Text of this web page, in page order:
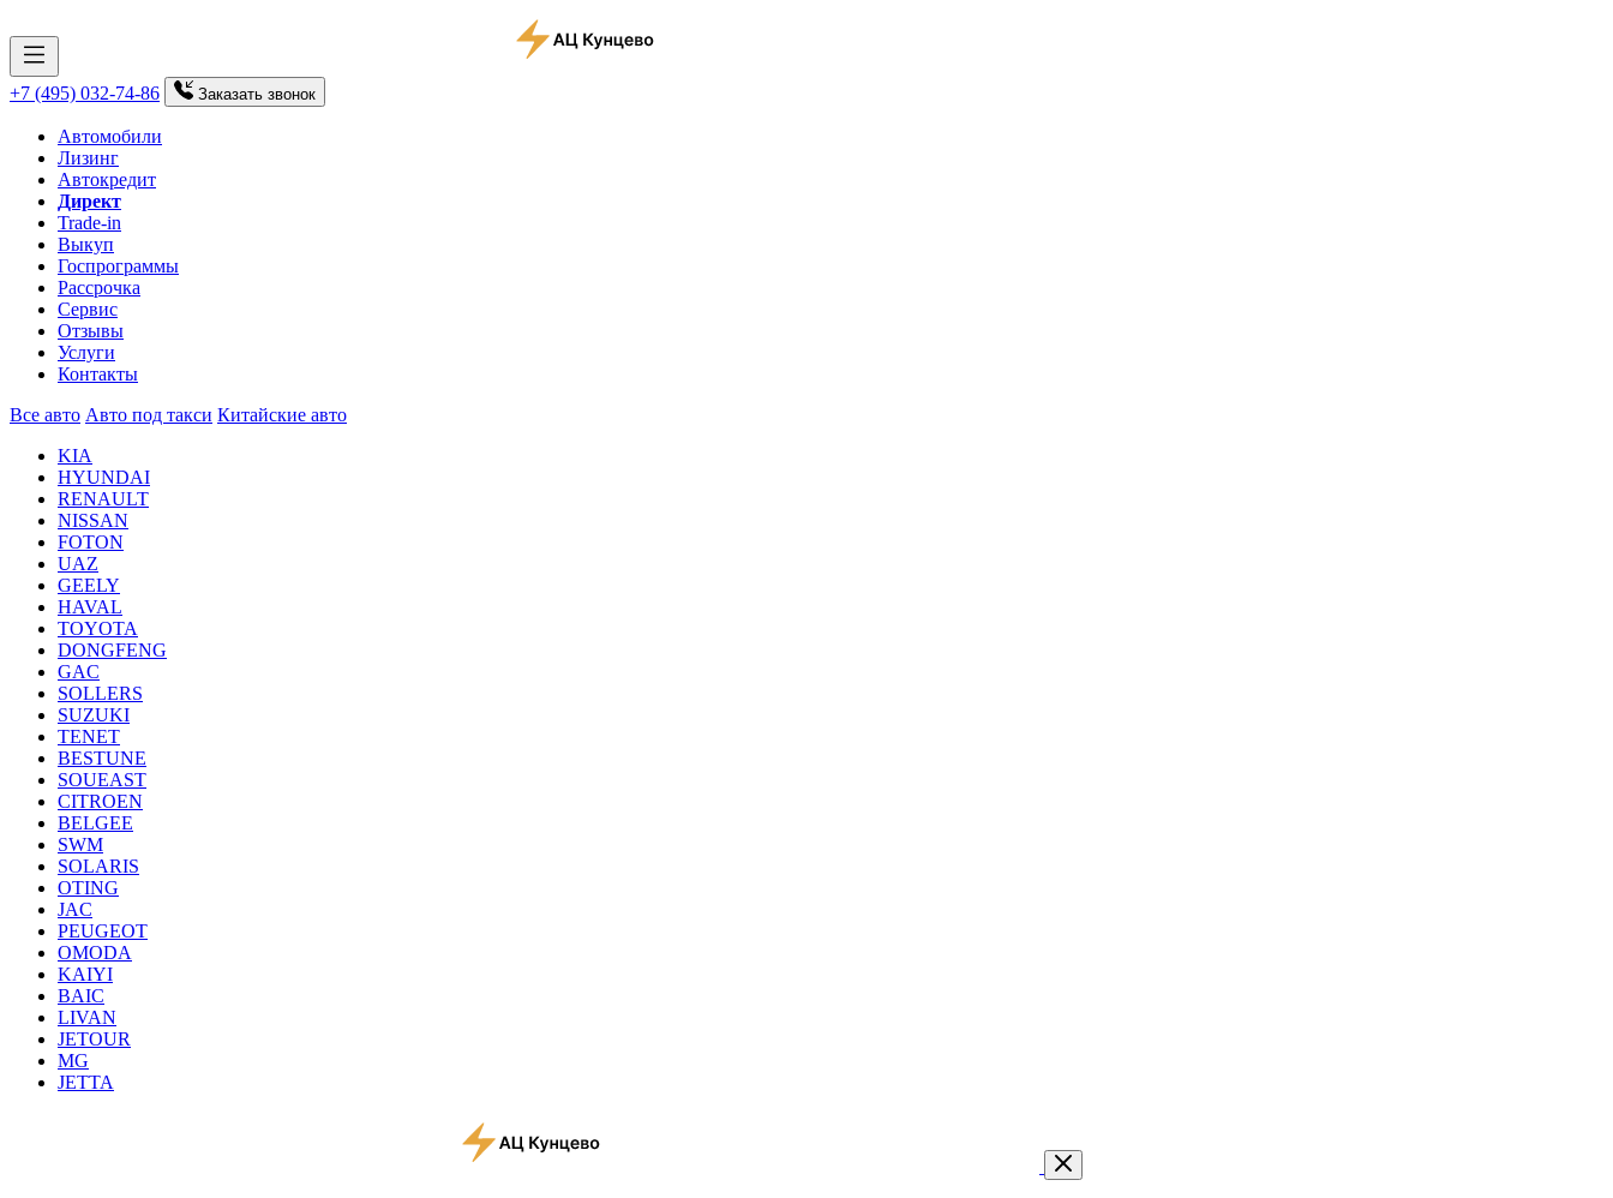
+7 (495) 032-74-86 Заказать звонок
Автомобили
Лизинг
Автокредит
Директ
Trade-in
Выкуп
Госпрограммы
Рассрочка
Сервис
Отзывы
Услуги
Контакты
Все авто Авто под такси Китайские авто
KIA
HYUNDAI
RENAULT
NISSAN
FOTON
UAZ
GEELY
HAVAL
TOYOTA
DONGFENG
GAC
SOLLERS
SUZUKI
TENET
BESTUNE
SOUEAST
CITROEN
BELGEE
SWM
SOLARIS
OTING
JAC
PEUGEOT
OMODA
KAIYI
BAIC
LIVAN
JETOUR
MG
JETTA